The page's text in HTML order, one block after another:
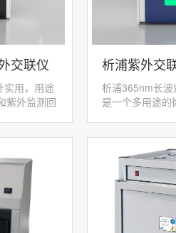
交联仪
实用，用途
紫外监测回
析浦紫外交
析浦365nm长
是一个多用途